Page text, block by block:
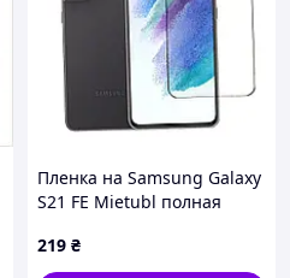
Пленка на Samsung Galaxy
S21 FE Mietubl полная
219 ₴